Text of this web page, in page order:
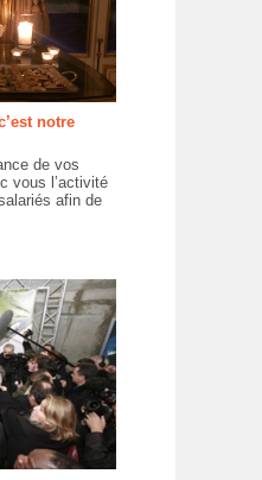
notre
de vos
vous l’activité
afin de